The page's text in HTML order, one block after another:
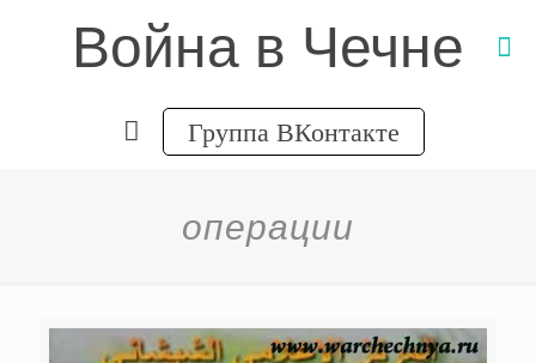
Война в Чечне
Группа ВКонтакте
операции